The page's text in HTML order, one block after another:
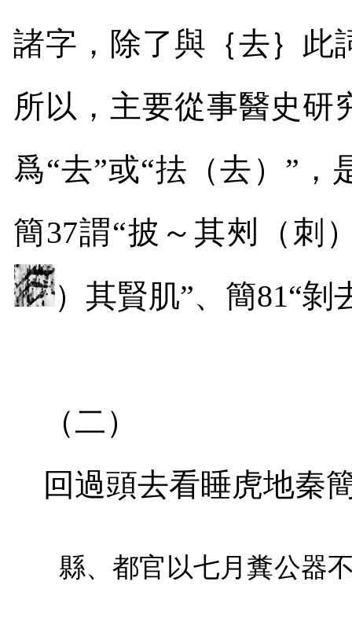
諸字，除了與｛去｝此
所以，主要從事醫史研
爲“去”或“抾（去）”
簡37謂“披～其㓨（刺
）其賢肌”、簡81“剝
（二）
回過頭去看睡虎地秦
縣、都官以七月糞公器